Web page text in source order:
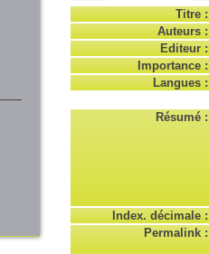
Titre :
Auteurs :
Editeur :
Importance :
Langues :
Résumé :
Index. décimale :
Permalink :